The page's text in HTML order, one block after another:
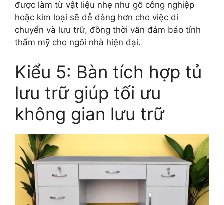
được làm từ vật liệu nhẹ như gỗ công nghiệp
hoặc kim loại sẽ dễ dàng hơn cho việc di
chuyển và lưu trữ, đồng thời vẫn đảm bảo tính
thẩm mỹ cho ngôi nhà hiện đại.
Kiểu 5: Bàn tích hợp tủ
lưu trữ giúp tối ưu
không gian lưu trữ